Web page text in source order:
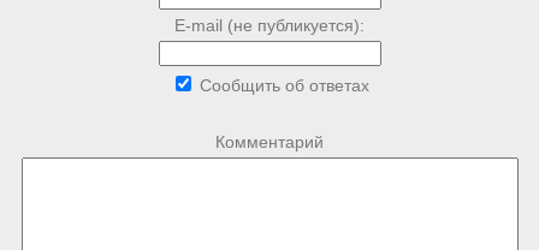
E-mail (не публикуется):
Сообщить об ответах
Комментарий